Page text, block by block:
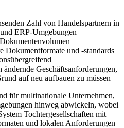
Zahl von Handelspartnern in
ERP-Umgebungen
Dokumentformate und -standards
ändernde Geschäftsanforderungen,
auf neu aufbauen zu müssen
für multinationale Unternehmen,
hinweg abwickeln, wobei
Tochtergesellschaften mit
und lokalen Anforderungen